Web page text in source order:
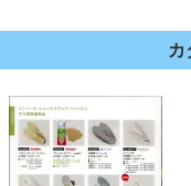
カ